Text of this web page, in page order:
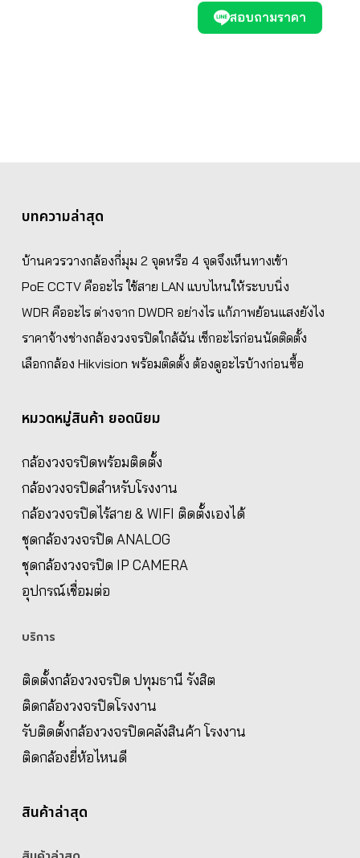
สอบถามราคา
บทความล่าสุด
บ้านควรวางกล้องกี่มุม 2 จุดหรือ 4 จุดจึงเห็นทางเข้า
PoE CCTV คืออะไร ใช้สาย LAN แบบไหนให้ระบบนิ่ง
WDR คืออะไร ต่างจาก DWDR อย่างไร แก้ภาพย้อนแสงยังไง
ราคาจ้างช่างกล้องวงจรปิดใกล้ฉัน เช็กอะไรก่อนนัดติดตั้ง
เลือกกล้อง Hikvision พร้อมติดตั้ง ต้องดูอะไรบ้างก่อนซื้อ
หมวดหมู่สินค้า ยอดนิยม
กล้องวงจรปิดพร้อมติดตั้ง
กล้องวงจรปิดสำหรับโรงงาน
กล้องวงจรปิดไร้สาย & WIFI ติดตั้งเองได้
ชุดกล้องวงจรปิด ANALOG
ชุดกล้องวงจรปิด IP CAMERA
อุปกรณ์เชื่อมต่อ
บริการ
ติดตั้งกล้องวงจรปิด ปทุมธานี รังสิต
ติดกล้องวงจรปิดโรงงาน
รับติดตั้งกล้องวงจรปิดคลังสินค้า โรงงาน
ติดกล้องยี่ห้อไหนดี
สินค้าล่าสุด